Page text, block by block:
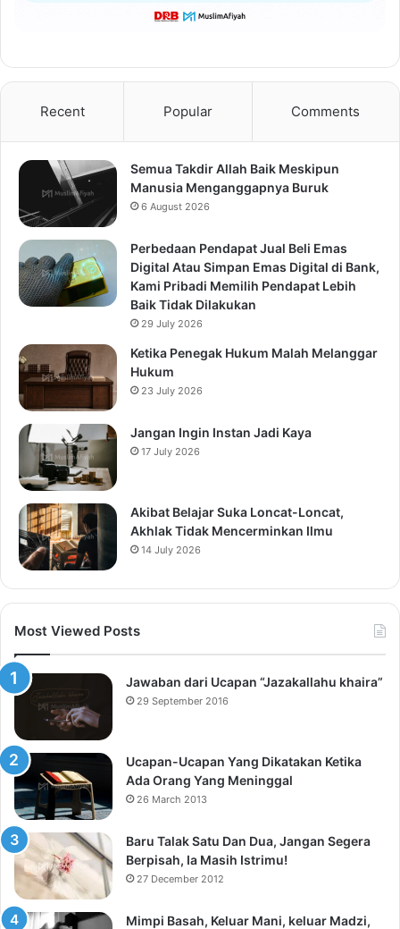
Recent Popular Comments
Semua Takdir Allah Baik Meskipun
Manusia Menganggapnya Buruk
6 August 2026
Perbedaan Pendapat Jual Beli Emas
Digital Atau Simpan Emas Digital di Bank,
Kami Pribadi Memilih Pendapat Lebih
Baik Tidak Dilakukan
29 July 2026
Ketika Penegak Hukum Malah Melanggar
Hukum
23 July 2026
Jangan Ingin Instan Jadi Kaya
17 July 2026
Akibat Belajar Suka Loncat-Loncat,
Akhlak Tidak Mencerminkan Ilmu
14 July 2026
Most Viewed Posts
Jawaban dari Ucapan “Jazakallahu khaira”
29 September 2016
Ucapan-Ucapan Yang Dikatakan Ketika
Ada Orang Yang Meninggal
26 March 2013
Baru Talak Satu Dan Dua, Jangan Segera
Berpisah, Ia Masih Istrimu!
27 December 2012
Mimpi Basah, Keluar Mani, keluar Madzi,